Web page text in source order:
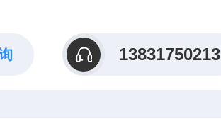
13831750213